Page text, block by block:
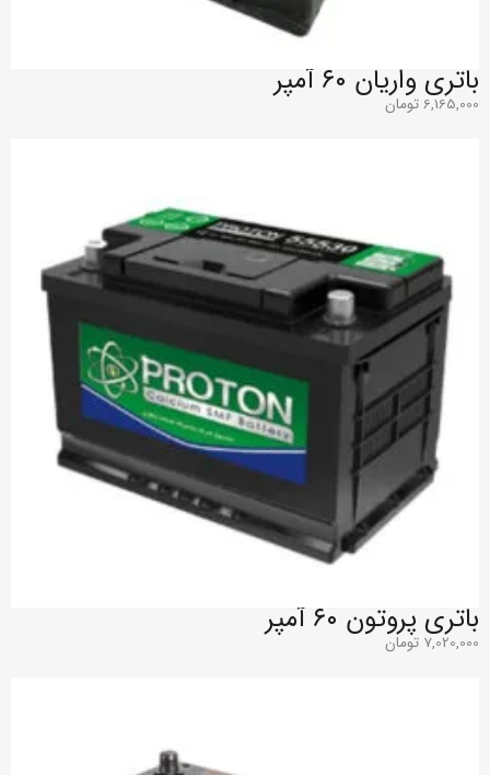
باتری واریان ۶۰ آمپر
6,165,000تومان
باتری پروتون ۶۰ آمپر
7,020,000 تومان